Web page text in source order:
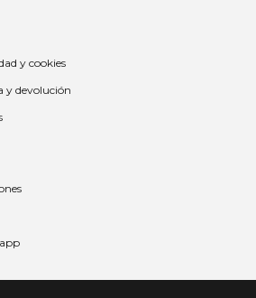
y cookies
y devolución